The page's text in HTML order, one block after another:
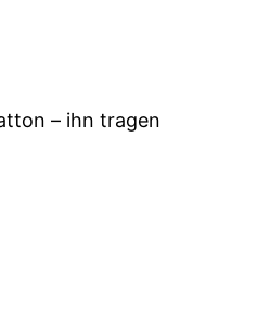
– ihn tragen